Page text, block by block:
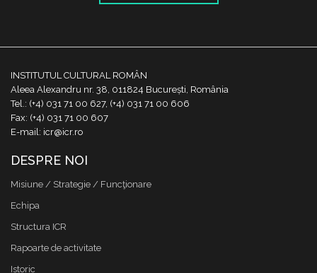
INSTITUTUL CULTURAL ROMÂN
Aleea Alexandru nr. 38, 011824 București, România
Tel.: (+4) 031 71 00 627, (+4) 031 71 00 606
Fax: (+4) 031 71 00 607
E-mail: icr@icr.ro
DESPRE NOI
Misiune / Strategie / Funcţionare
Echipa
Structura ICR
Rapoarte de activitate
Istoric